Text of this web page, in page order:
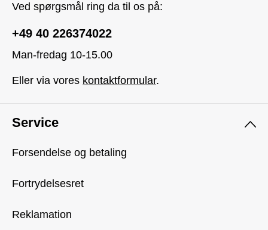
Ved spørgsmål ring da til os på:
+49 40 226374022
Man-fredag 10-15.00
Eller via vores kontaktformular.
Service
Forsendelse og betaling
Fortrydelsesret
Reklamation